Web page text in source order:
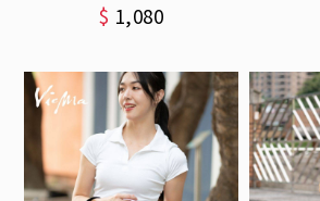
$ 1,080